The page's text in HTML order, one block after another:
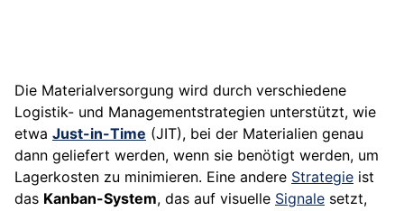
Die Materialversorgung wird durch verschiedene
Logistik- und Managementstrategien unterstützt, wie
etwa Just-in-Time (JIT), bei der Materialien genau
dann geliefert werden, wenn sie benötigt werden, um
Lagerkosten zu minimieren. Eine andere Strategie ist
das Kanban-System, das auf visuelle Signale setzt,